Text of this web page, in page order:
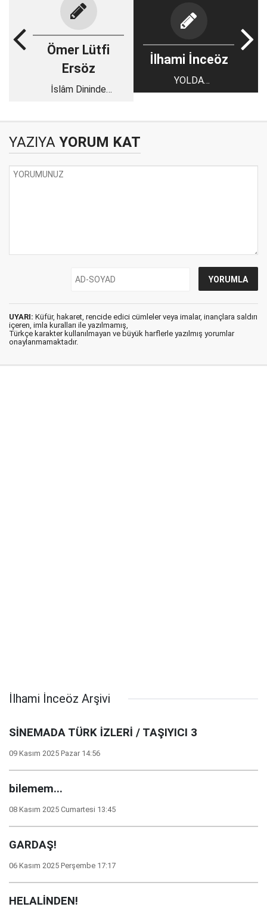
Ömer Lütfi
Ersöz
İslâm Dininde
İlhami İnceöz
YOLDA
YARALANMAK 1
YAZIYA YORUM KAT
UYARI: Küfür, hakaret, rencide edici cümleler veya imalar, inançlara saldırı
içeren, imla kuralları ile yazılmamış,
Türkçe karakter kullanılmayan ve büyük harflerle yazılmış yorumlar
onaylanmamaktadır.
İlhami İnceöz Arşivi
SİNEMADA TÜRK İZLERİ / TAŞIYICI 3
09 Kasım 2025 Pazar 14:56
bilemem...
08 Kasım 2025 Cumartesi 13:45
GARDAŞ!
06 Kasım 2025 Perşembe 17:17
HELALİNDEN!